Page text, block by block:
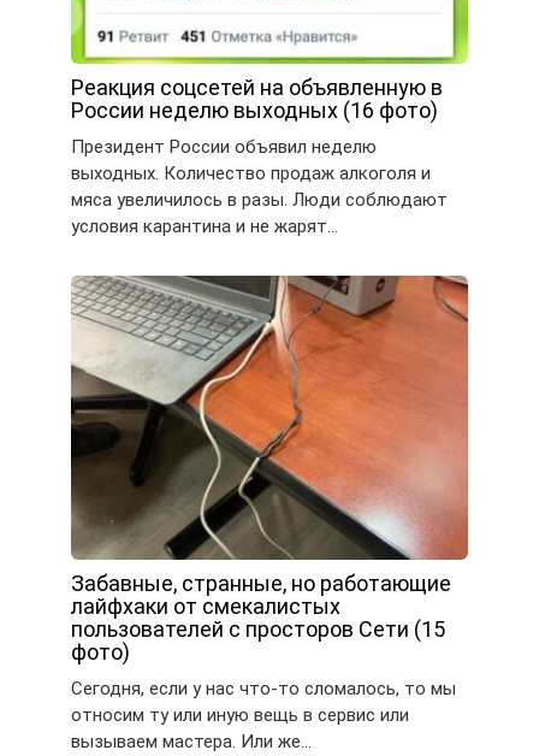
Реакция соцсетей на объявленную в
России неделю выходных (16 фото)
Президент России объявил неделю
выходных. Количество продаж алкоголя и
мяса увеличилось в разы. Люди соблюдают
условия карантина и не жарят…
Забавные, странные, но работающие
лайфхаки от смекалистых
пользователей с просторов Сети (15
фото)
Сегодня, если у нас что-то сломалось, то мы
относим ту или иную вещь в сервис или
вызываем мастера. Или же…